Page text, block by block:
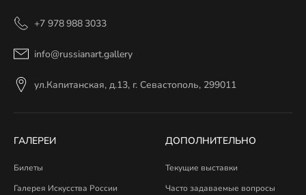
+7 978 988 3033
info@russianart.gallery
ул.Капитанская, д.13, г. Севастополь, 299011
ГАЛЕРЕИ
Билеты
Галерея Искусства России
ДОПОЛНИТЕЛЬНО
Текущие выставки
Часто задаваемые вопросы